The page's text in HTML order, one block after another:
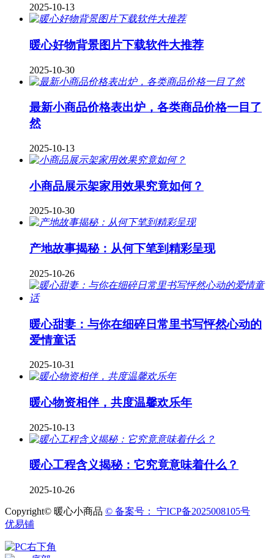
2025-10-13
暖心好物背景图片下载软件大推荐
2025-10-30
最新小商品价格表出炉，各类商品价格一目了
然
2025-10-13
小商品展示架家用效果究竟如何？
2025-10-30
产地故事揭秘：从何下笔到精彩呈现
2025-10-26
暖心甜妻：与你在细碎日常里书写怦然心动的
爱情童话
2025-10-31
暖心物资相伴，共度温馨欢乐年
2025-10-13
暖心工程含义揭秘：它究竟意味着什么？
2025-10-26
Copyright© 暖心小商品 © 备案号： 宁ICP备2025008105号
优易铺